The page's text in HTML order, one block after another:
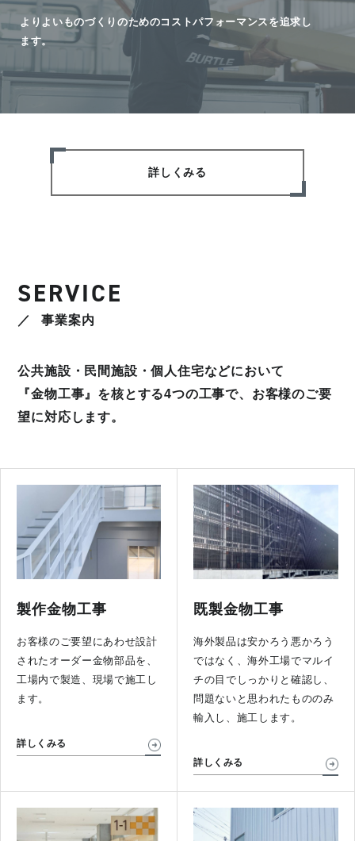
よりよいものづくりのためのコストパフォーマンスを追求し
ます。
詳しくみる
SERVICE
事業案内
公共施設・民間施設・個人住宅などにおいて
『金物工事』を核とする4つの工事で、お客様のご要
望に対応します。
製作金物工事
お客様のご要望にあわせ設計
されたオーダー金物部品を、
工場内で製造、現場で施工し
ます。
詳しくみる
既製金物工事
海外製品は安かろう悪かろう
ではなく、海外工場でマルイ
チの目でしっかりと確認し、
問題ないと思われたもののみ
輸入し、施工します。
詳しくみる